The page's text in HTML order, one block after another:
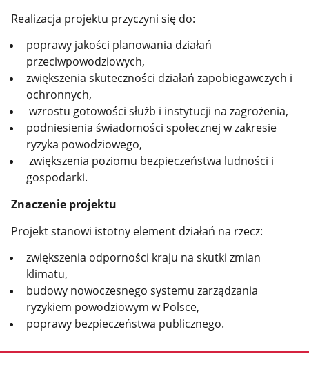
Realizacja projektu przyczyni się do:
poprawy jakości planowania działań
przeciwpowodziowych,
zwiększenia skuteczności działań zapobiegawczych i
ochronnych,
wzrostu gotowości służb i instytucji na zagrożenia,
podniesienia świadomości społecznej w zakresie
ryzyka powodziowego,
zwiększenia poziomu bezpieczeństwa ludności i
gospodarki.
Znaczenie projektu
Projekt stanowi istotny element działań na rzecz:
zwiększenia odporności kraju na skutki zmian
klimatu,
budowy nowoczesnego systemu zarządzania
ryzykiem powodziowym w Polsce,
poprawy bezpieczeństwa publicznego.